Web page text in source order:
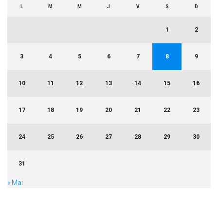
L M M J V S D
1 2
3 4 5 6 7 8 9
10 11 12 13 14 15 16
17 18 19 20 21 22 23
24 25 26 27 28 29 30
31
« Mai